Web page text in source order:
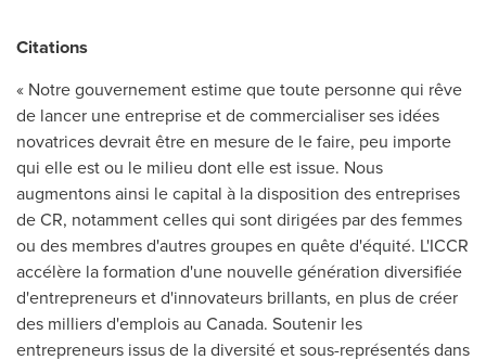
Citations
« Notre gouvernement estime que toute personne qui rêve
de lancer une entreprise et de commercialiser ses idées
novatrices devrait être en mesure de le faire, peu importe
qui elle est ou le milieu dont elle est issue. Nous
augmentons ainsi le capital à la disposition des entreprises
de CR, notamment celles qui sont dirigées par des femmes
ou des membres d'autres groupes en quête d'équité. L'ICCR
accélère la formation d'une nouvelle génération diversifiée
d'entrepreneurs et d'innovateurs brillants, en plus de créer
des milliers d'emplois au Canada. Soutenir les
entrepreneurs issus de la diversité et sous-représentés dans